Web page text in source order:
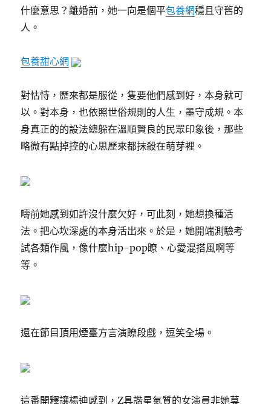
什麼意思？離婚前，她一向是個平包養網穩且守舊的
人。
包養甜心網
對怙恃，歷來都是服從，隻要他們感到好，本身就可
以。對本身，也依照世俗規則的人生，墨守成規。本
身真正的的設法總躲在溫順賢良的民眾印象後，那些
略微有點掉控的心思歷來都抹殺在萌芽裡。
疇前她感到如許沒什麼欠好，可此刻，她想換種活
法。把心坎深處的本身活出來。於是，她開端測驗考
試各類作風，像什麼hip-pop瞭、心愛混搭風啊等
等。
還在節目頂用煙臺方言演瞭段戲，逗笑全場。
這番開釋讓楊迪感到，Z具諧星氣質的女演員非她莫